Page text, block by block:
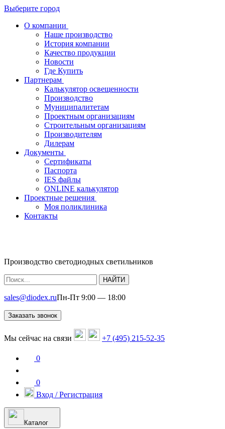
Выберите город
О компании
Наше производство
История компании
Качество продукции
Новости
Где Купить
Партнерам
Калькулятор освещенности
Производство
Муниципалитетам
Проектным организациям
Строительным организациям
Производителям
Дилерам
Документы
Сертификаты
Паспорта
IES файлы
ONLINE калькулятор
Проектные решения
Моя поликлиника
Контакты
Производство светодиодных светильников
НАЙТИ
sales@diodex.ruПн-Пт 9:00 — 18:00
Заказать звонок
Мы сейчас на связи +7 (495) 215-52-35
0
0
Вход / Регистрация
Каталог